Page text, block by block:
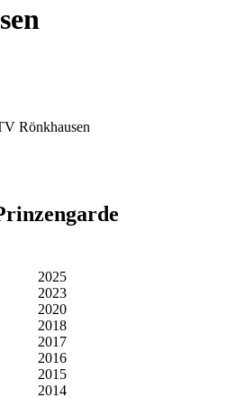
Rönkhausen
2025
2023
2020
2018
2017
2016
2015
2014